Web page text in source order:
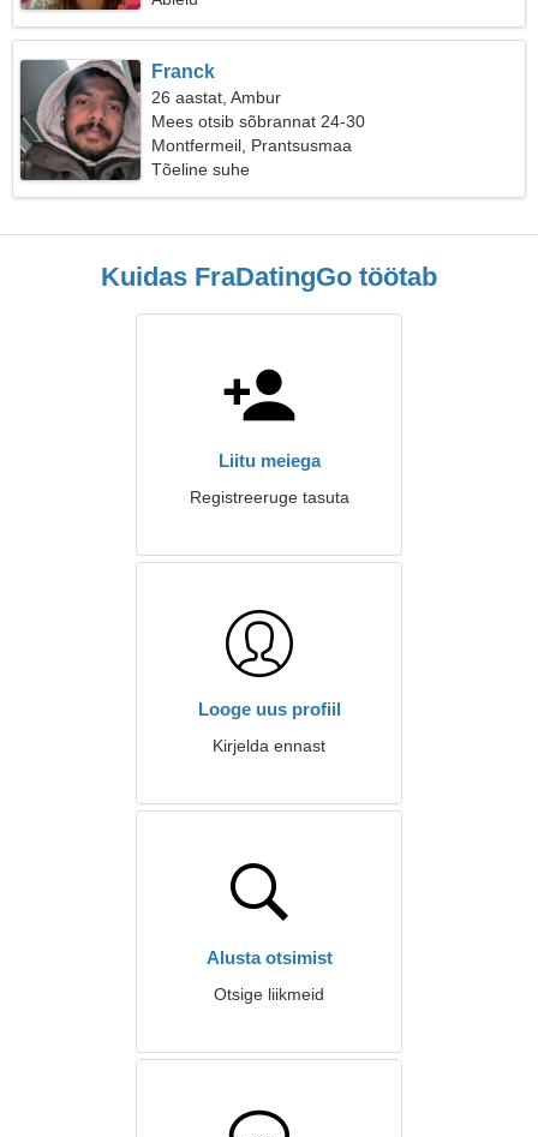
Franck
26 aastat, Ambur
Mees otsib sõbrannat 24-30
Montfermeil, Prantsusmaa
Tõeline suhe
Kuidas FraDatingGo töötab
Liitu meiega
Registreeruge tasuta
Looge uus profiil
Kirjelda ennast
Alusta otsimist
Otsige liikmeid